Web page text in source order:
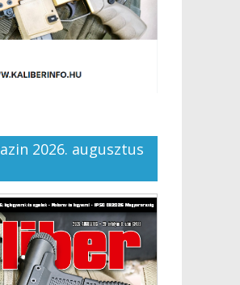
2026. augusztus